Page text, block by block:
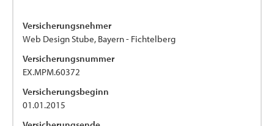
Versicherungsnehmer
Web Design Stube, Bayern - Fichtelberg
Versicherungsnummer
EX.MPM.60372
Versicherungsbeginn
01.01.2015